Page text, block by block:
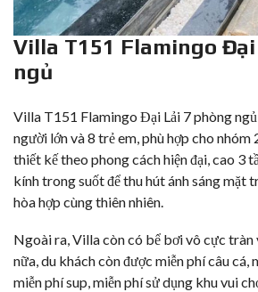
Villa T151 Flamingo
ngủ
Villa T151 Flamingo Đại Lải 7 phòng ngủ
người lớn và 8 trẻ em, phù hợp cho nhóm
thiết kế theo phong cách hiện đại, cao 3
kính trong suốt để thu hút ánh sáng mặt
hòa hợp cùng thiên nhiên.
Ngoài ra, Villa còn có bể bơi vô cực tràn
nữa, du khách còn được miễn phí câu cá,
miễn phí sup, miễn phí sử dụng khu vui